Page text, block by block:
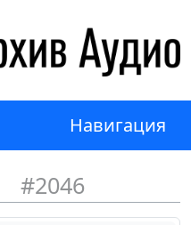
Навигация
#2046